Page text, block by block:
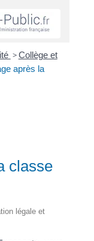
>Collège et
après la
classe
légale et